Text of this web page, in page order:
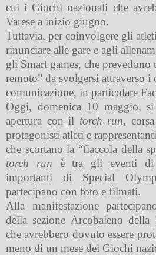
cui i Giochi nazionali che
Varese a inizio giugno.
Tuttavia, per coinvolgere gli
rinunciare alle gare e agli
gli Smart games, che prevedono
remoto” da svolgersi attraverso i
comunicazione, in particolare
Oggi, domenica 10 maggio,
apertura con il torch run,
protagonisti atleti e
che scortano la “fiaccola della
torch run è tra gli eventi di
importanti di Special
partecipano con foto e filmati.
Alla manifestazione
della sezione Arcobaleno
che avrebbero dovuto essere
meno di un mese dei Giochi